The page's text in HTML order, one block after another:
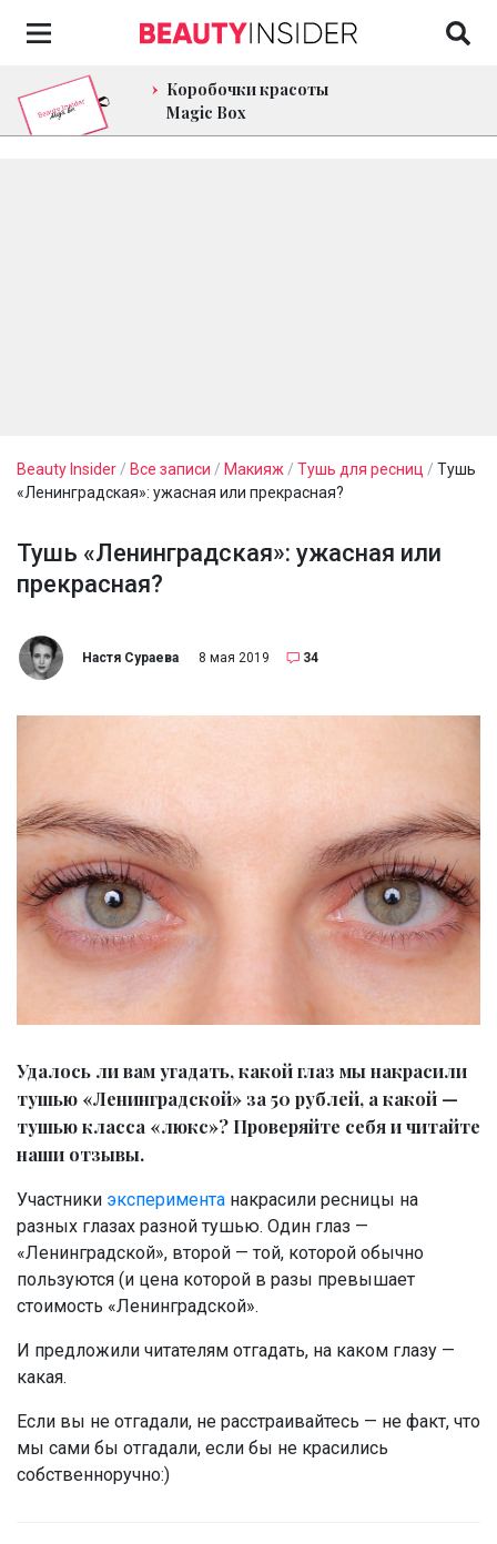
Коробочки красоты
Magic Box
Beauty Insider / Все записи / Макияж / Тушь для ресниц / Тушь
«Ленинградская»: ужасная или прекрасная?
Тушь «Ленинградская»: ужасная или
прекрасная?
Настя Сураева 8 мая 2019 34
Удалось ли вам угадать, какой глаз мы накрасили
тушью «Ленинградской» за 50 рублей, а какой —
тушью класса «люкс»? Проверяйте себя и читайте
наши отзывы.
Участники эксперимента накрасили ресницы на
разных глазах разной тушью. Один глаз —
«Ленинградской», второй — той, которой обычно
пользуются (и цена которой в разы превышает
стоимость «Ленинградской».
И предложили читателям отгадать, на каком глазу —
какая.
Если вы не отгадали, не расстраивайтесь — не факт, что
мы сами бы отгадали, если бы не красились
собственноручно:)